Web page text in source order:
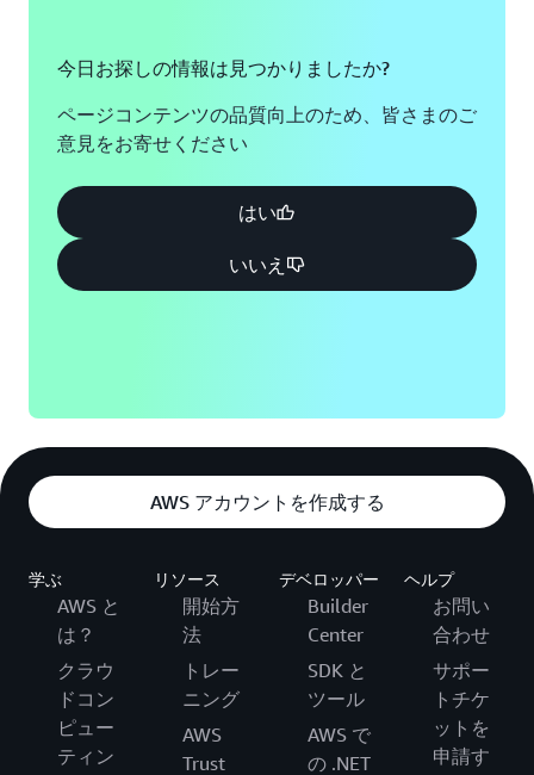
今日お探しの情報は見つかりましたか?
ページコンテンツの品質向上のため、皆さまのご
意見をお寄せください
はい
いいえ
AWS アカウントを作成する
学ぶ
AWS と
は？
クラウ
ドコン
ピュー
ティン
リソース
開始方
法
トレー
ニング
AWS
Trust
デベロッパー
Builder
Center
SDK と
ツール
AWS で
の .NET
ヘルプ
お問い
合わせ
サポー
トチケ
ットを
申請す